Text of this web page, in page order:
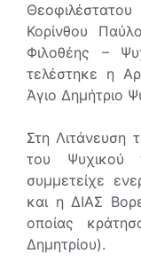
Κορίνθου
Φιλοθέης –
τελέστηκε η
Άγιο Δημήτριο
Στη Λιτάνευση
του Ψυχικού
συμμετείχε
και η ΔΙΑΣ
οποίας
Δημητρίου).